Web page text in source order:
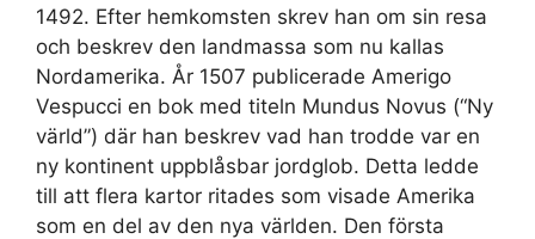
1492. Efter hemkomsten skrev han om sin resa
och beskrev den landmassa som nu kallas
Nordamerika. År 1507 publicerade Amerigo
Vespucci en bok med titeln Mundus Novus (“Ny
värld”) där han beskrev vad han trodde var en
ny kontinent uppblåsbar jordglob. Detta ledde
till att flera kartor ritades som visade Amerika
som en del av den nya världen. Den första